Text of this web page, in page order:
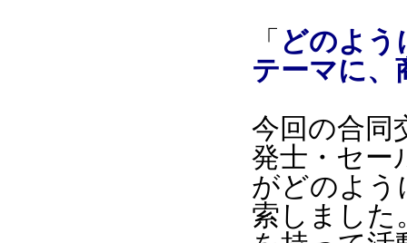
「 どのよ
テーマに、
今回の合同
発士・セー
がどのよう
索しました